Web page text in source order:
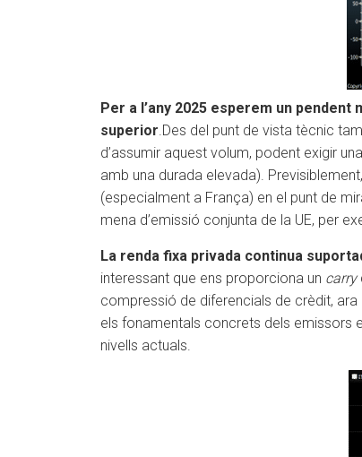
Per a l’any 2025 esperem un pendent
superior .Des del punt de vista tècnic
d’assumir aquest volum, podent exigir
amb una durada elevada). Previsiblement,
(especialment a França) en el punt de
mena d’emissió conjunta de la UE, per
La renda fixa privada continua
interessant que ens proporciona un carry
compressió de diferencials de crèdit, ara
els fonamentals concrets dels emissors
nivells actuals.